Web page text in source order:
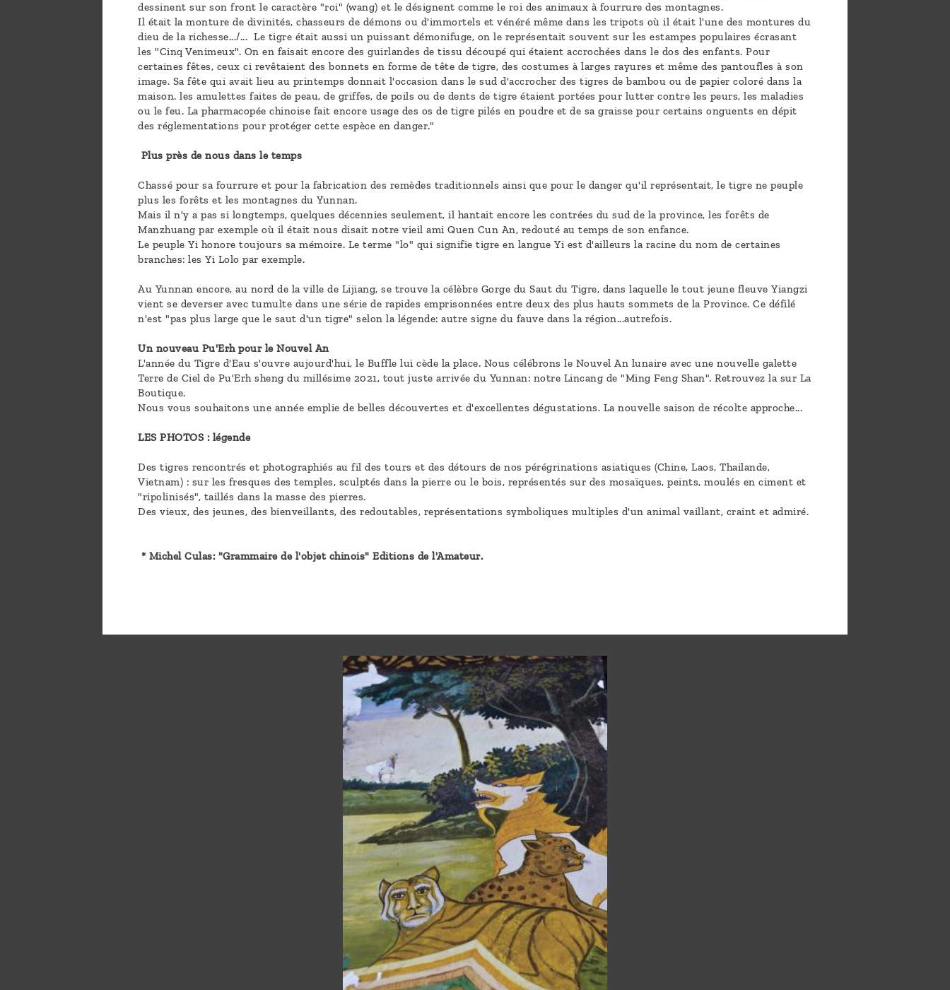
dessinent sur son front le caractère "roi" (wang) et le désignent comme le roi des animaux à fourrure des montagnes.
Il était la monture de divinités, chasseurs de démons ou d'immortels et vénéré même dans les tripots où il était l'une des montures du
dieu de la richesse.../... Le tigre était aussi un puissant démonifuge, on le représentait souvent sur les estampes populaires écrasant
les "Cinq Venimeux". On en faisait encore des guirlandes de tissu découpé qui étaient accrochées dans le dos des enfants. Pour
certaines fêtes, ceux ci revêtaient des bonnets en forme de tête de tigre, des costumes à larges rayures et même des pantoufles à son
image. Sa fête qui avait lieu au printemps donnait l'occasion dans le sud d'accrocher des tigres de bambou ou de papier coloré dans la
maison. les amulettes faites de peau, de griffes, de poils ou de dents de tigre étaient portées pour lutter contre les peurs, les maladies
ou le feu. La pharmacopée chinoise fait encore usage des os de tigre pilés en poudre et de sa graisse pour certains onguents en dépit
des réglementations pour protéger cette espèce en danger."
Plus près de nous dans le temps
Chassé pour sa fourrure et pour la fabrication des remèdes traditionnels ainsi que pour le danger qu'il représentait, le tigre ne peuple
plus les forêts et les montagnes du Yunnan.
Mais il n'y a pas si longtemps, quelques décennies seulement, il hantait encore les contrées du sud de la province, les forêts de
Manzhuang par exemple où il était nous disait notre vieil ami Quen Cun An, redouté au temps de son enfance.
Le peuple Yi honore toujours sa mémoire. Le terme "lo" qui signifie tigre en langue Yi est d'ailleurs la racine du nom de certaines
branches: les Yi Lolo par exemple.
Au Yunnan encore, au nord de la ville de Lijiang, se trouve la célèbre Gorge du Saut du Tigre, dans laquelle le tout jeune fleuve Yiangzi
vient se deverser avec tumulte dans une série de rapides emprisonnées entre deux des plus hauts sommets de la Province. Ce défilé
n'est "pas plus large que le saut d'un tigre" selon la légende: autre signe du fauve dans la région...autrefois.
Un nouveau Pu'Erh pour le Nouvel An
L'année du Tigre d'Eau s'ouvre aujourd'hui, le Buffle lui cède la place. Nous célébrons le Nouvel An lunaire avec une nouvelle galette
Terre de Ciel de Pu'Erh sheng du millésime 2021, tout juste arrivée du Yunnan: notre Lincang de "Ming Feng Shan". Retrouvez la sur La
Boutique.
Nous vous souhaitons une année emplie de belles découvertes et d'excellentes dégustations. La nouvelle saison de récolte approche...
LES PHOTOS : légende
Des tigres rencontrés et photographiés au fil des tours et des détours de nos pérégrinations asiatiques (Chine, Laos, Thailande,
Vietnam) : sur les fresques des temples, sculptés dans la pierre ou le bois, représentés sur des mosaïques, peints, moulés en ciment et
"ripolinisés", taillés dans la masse des pierres.
Des vieux, des jeunes, des bienveillants, des redoutables, représentations symboliques multiples d'un animal vaillant, craint et admiré.
* Michel Culas: "Grammaire de l'objet chinois" Editions de l'Amateur.